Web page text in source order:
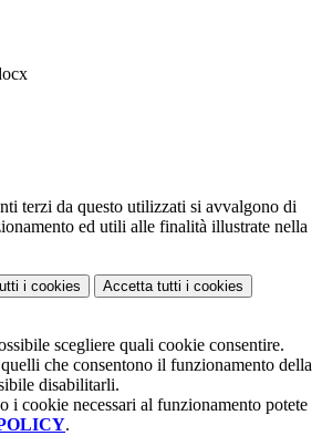
terzi da questo utilizzati si avvalgono di
ed utili alle finalità illustrate nella
i cookies Accetta tutti i cookies
scegliere quali cookie consentire.
che consentono il funzionamento della
disabilitarli.
i cookie necessari al funzionamento potete
.